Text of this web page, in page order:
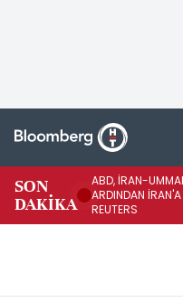
SON
DAKİKA
ABD, İRAN-
ARDINDAN
REUTERS